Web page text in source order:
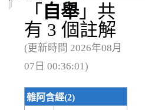
「 自舉」共
有 3 個註解
(更新時間 2026年08月
07日 00:36:01)
雜阿含經(2)